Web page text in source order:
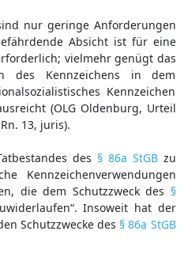
nur geringe Anforderungen
Absicht ist für eine
vielmehr genügt das
des Kennzeichens in dem
Kennzeichen
(OLG Oldenburg, Urteil
13, juris).
des § 86a StGBzu
Kennzeichenverwendungen
die dem Schutzzweck des §
Insoweit hat der
Schutzzwecke des § 86a StGB